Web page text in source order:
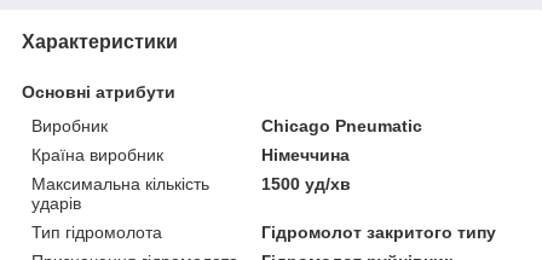
Характеристики
Основні атрибути
Виробник
Chicago Pneumatic
Країна виробник
Німеччина
Максимальна кількість
ударів
1500 уд/хв
Тип гідромолота
Гідромолот закритого типу